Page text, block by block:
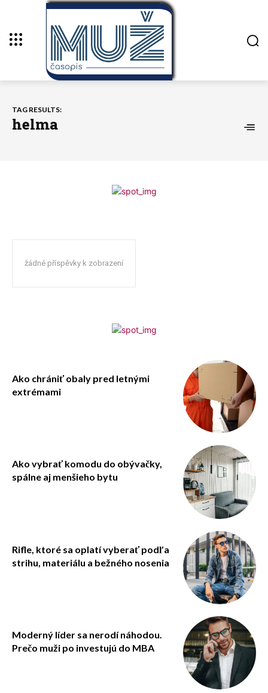
TAG RESULTS:
helma
žádné příspěvky k zobrazení
Ako chrániť obaly pred letnými
extrémami
Ako vybrať komodu do obývačky,
spálne aj menšieho bytu
Rifle, ktoré sa oplatí vyberať podľa
strihu, materiálu a bežného nosenia
Moderný líder sa nerodí náhodou.
Prečo muži po investujú do MBA